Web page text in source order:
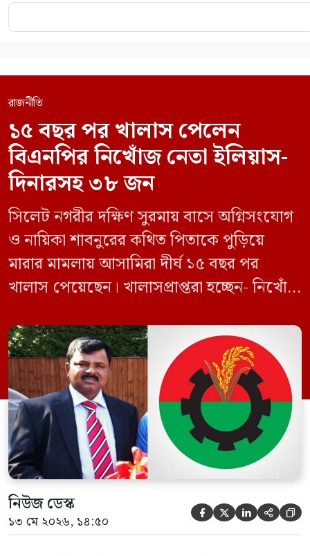
রাজনীতি
১৫ বছর পর খালাস পেলেন
বিএনপির নিখোঁজ নেতা ইলিয়াস-
দিনারসহ ৩৮ জন
সিলেট নগরীর দক্ষিণ সুরমায় বাসে অগ্নিসংযোগ
ও নায়িকা শাবনুরের কথিত পিতাকে পুড়িয়ে
মারার মামলায় আসামিরা দীর্ঘ ১৫ বছর পর
খালাস পেয়েছেন। খালাসপ্রাপ্তরা হচ্ছেন- নিখোঁজ
ইফতেখার আহমদ দিনারসহ ৩৮ জন নেতাকর্মী।
মঙ্গলবার দুপুরে মামলার দীর্ঘ শুনানি ও সাক্ষ্য-
প্রমাণ জেরা শেষে আসামিরা নির্দোষ প্রমাণিত
হওয়ায় খালাস দেন বিচারক। মানবপাচার […]
নিউজ ডেস্ক
১৩ মে ২০২৬, ১৪:৫০     